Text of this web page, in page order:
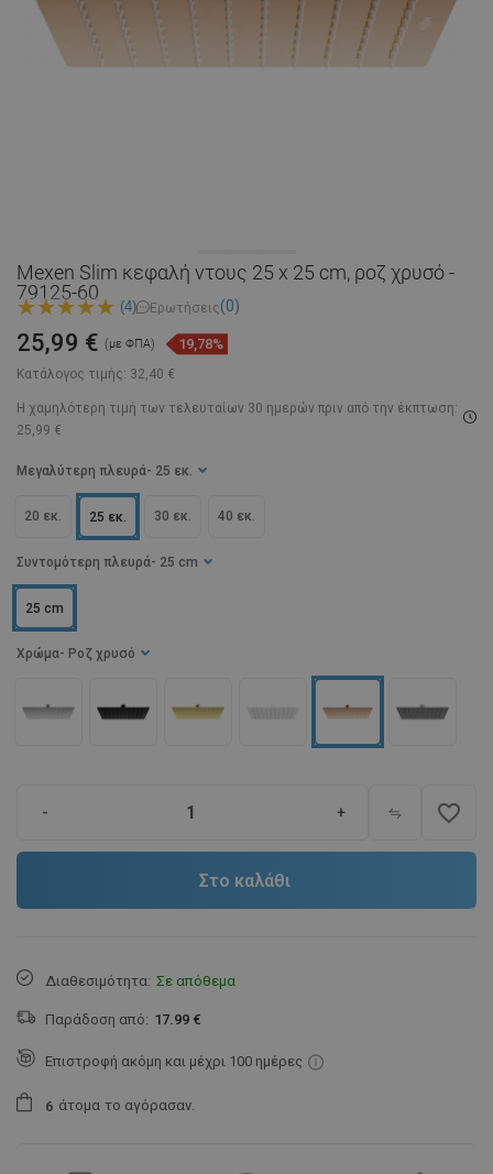
Mexen Slim κεφαλή ντους 25 x 25 cm, ροζ χρυσό -
79125-60
(4) Ερωτήσεις(0)
Κατάλογος τιμής: 32,40 €
25,99 € (με ΦΠΑ) 19,78%
Η χαμηλότερη τιμή των τελευταίων 30 ημερών πριν από την έκπτωση:
25,99 €
Μεγαλύτερη πλευρά - 25 εκ.
20 εκ. 25 εκ. 30 εκ. 40 εκ.
Συντομότερη πλευρά - 25 cm
25 cm
Χρώμα - Ροζ χρυσό
- + favorite_border
Στο καλάθι
Διαθεσιμότητα: Σε απόθεμα
Παράδοση από: 17.99 €
Επιστροφή ακόμη και μέχρι 100 ημέρες
6 άτομα το αγόρασαν.